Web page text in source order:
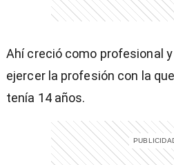
Ahí creció como profesional
ejercer la profesión con la
tenía 14 años.